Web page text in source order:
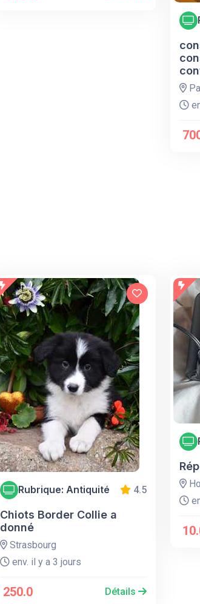
Rubrique: Antiquité 4.5
Chiots Border Collie a
donné
Strasbourg
env. il y a 3 jours
250.0 Détails